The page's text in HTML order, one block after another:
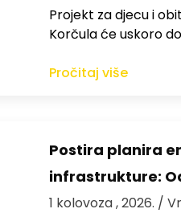
Projekt za djecu i
Korčula će uskoro
Pročitaj više
Postira planira
infrastrukture:
1 kolovoza , 2026. /